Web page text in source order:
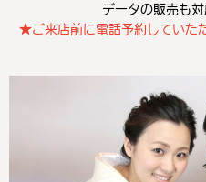
データの販売も
★ご来店前に電話予約していた